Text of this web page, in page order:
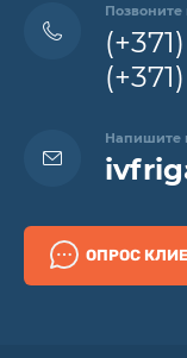
Позвоните
(+371)
(+371)
Напишите
ОПРОС